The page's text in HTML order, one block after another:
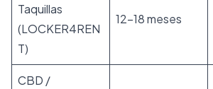
Taquillas
(LOCKER4REN
T)
12–18 meses
CBD /